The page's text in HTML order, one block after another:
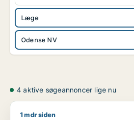
Læge
Odense NV
4 aktive søgeannoncer lige nu
Frederik søger job som læge /
1 mdr siden